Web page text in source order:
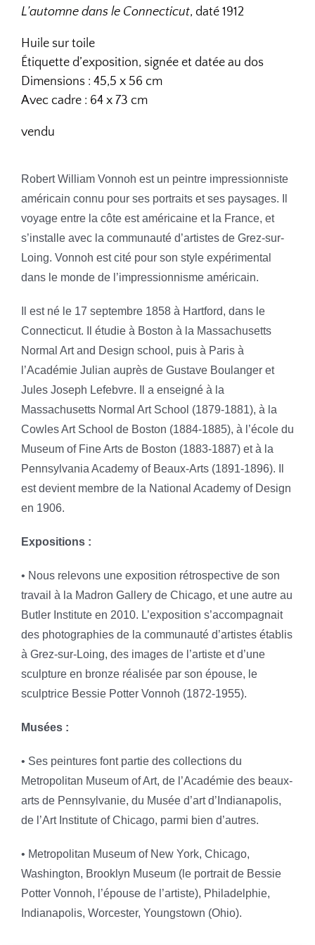
L’automne dans le Connecticut, daté 1912
Huile sur toile
Étiquette d’exposition, signée et datée au dos
Dimensions : 45,5 x 56 cm
Avec cadre : 64 x 73 cm
vendu
Robert William Vonnoh est un peintre impressionniste
américain connu pour ses portraits et ses paysages. Il
voyage entre la côte est américaine et la France, et
s’installe avec la communauté d’artistes de Grez-sur-
Loing. Vonnoh est cité pour son style expérimental
dans le monde de l’impressionnisme américain.
Il est né le 17 septembre 1858 à Hartford, dans le
Connecticut. Il étudie à Boston à la Massachusetts
Normal Art and Design school, puis à Paris à
l’Académie Julian auprès de Gustave Boulanger et
Jules Joseph Lefebvre. Il a enseigné à la
Massachusetts Normal Art School (1879-1881), à la
Cowles Art School de Boston (1884-1885), à l’école du
Museum of Fine Arts de Boston (1883-1887) et à la
Pennsylvania Academy of Beaux-Arts (1891-1896). Il
est devient membre de la National Academy of Design
en 1906.
Expositions :
• Nous relevons une exposition rétrospective de son
travail à la Madron Gallery de Chicago, et une autre au
Butler Institute en 2010. L’exposition s’accompagnait
des photographies de la communauté d’artistes établis
à Grez-sur-Loing, des images de l’artiste et d’une
sculpture en bronze réalisée par son épouse, le
sculptrice Bessie Potter Vonnoh (1872-1955).
Musées :
• Ses peintures font partie des collections du
Metropolitan Museum of Art, de l’Académie des beaux-
arts de Pennsylvanie, du Musée d’art d’Indianapolis,
de l’Art Institute of Chicago, parmi bien d’autres.
• Metropolitan Museum of New York, Chicago,
Washington, Brooklyn Museum (le portrait de Bessie
Potter Vonnoh, l’épouse de l’artiste), Philadelphie,
Indianapolis, Worcester, Youngstown (Ohio).